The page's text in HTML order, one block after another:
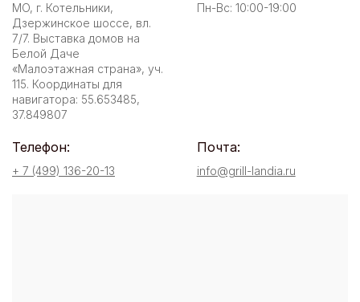
МО, г. Котельники,
Дзержинское шоссе, вл.
7/7. Выставка домов на
Белой Даче
«Малоэтажная страна», уч.
115. Координаты для
навигатора: 55.653485,
37.849807
Пн-Вс: 10:00-19:00
Телефон:
+ 7 (499) 136-20-13
Почта:
info@grill-landia.ru